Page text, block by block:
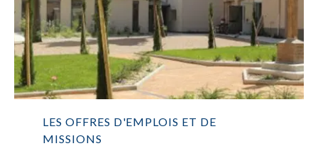
LES OFFRES D'EMPLOIS ET DE
MISSIONS